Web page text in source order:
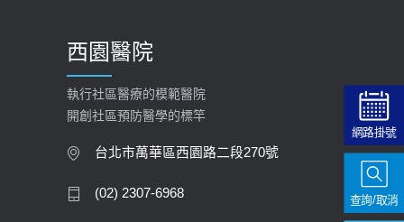
【快速肝癌篩檢MRI】新檢查服務
2026-02-06
大吃大喝、肥胖害到膽囊！膽結石、
膽息肉如何處理？
西園醫院
執行社區醫療的模範醫院
開創社區預防醫學的標竿
台北市萬華區西園路二段270號
(02) 2307-6968
網路掛號
查詢/取消